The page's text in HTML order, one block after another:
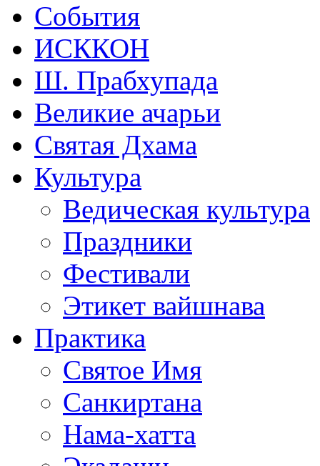
События
ИСККОН
Ш. Прабхупада
Великие ачарьи
Святая Дхама
Культура
Ведическая культура
Праздники
Фестивали
Этикет вайшнава
Практика
Святое Имя
Санкиртана
Нама-хатта